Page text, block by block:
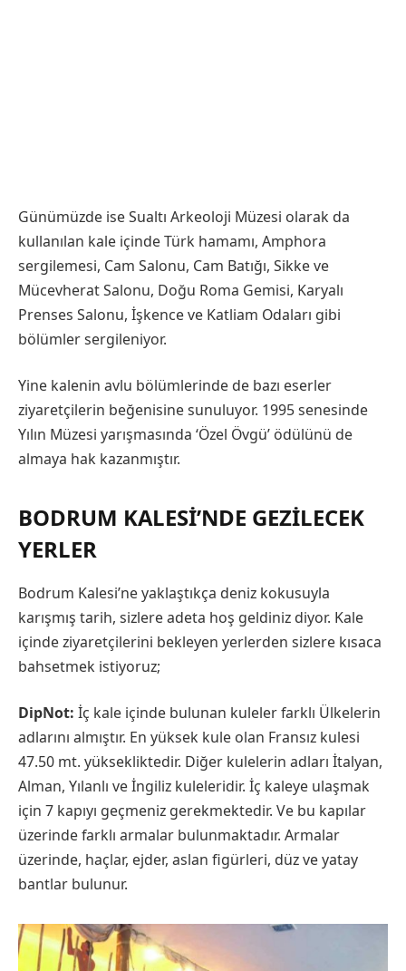
Günümüzde ise Sualtı Arkeoloji Müzesi olarak da
kullanılan kale içinde Türk hamamı, Amphora
sergilemesi, Cam Salonu, Cam Batığı, Sikke ve
Mücevherat Salonu, Doğu Roma Gemisi, Karyalı
Prenses Salonu, İşkence ve Katliam Odaları gibi
bölümler sergileniyor.
Yine kalenin avlu bölümlerinde de bazı eserler
ziyaretçilerin beğenisine sunuluyor. 1995 senesinde
Yılın Müzesi yarışmasında ‘Özel Övgü’ ödülünü de
almaya hak kazanmıştır.
BODRUM KALESI’NDE GEZILECEK
YERLER
Bodrum Kalesi’ne yaklaştıkça deniz kokusuyla
karışmış tarih, sizlere adeta hoş geldiniz diyor. Kale
içinde ziyaretçilerini bekleyen yerlerden sizlere kısaca
bahsetmek istiyoruz;
DipNot: İç kale içinde bulunan kuleler farklı Ülkelerin
adlarını almıştır. En yüksek kule olan Fransız kulesi
47.50 mt. yüksekliktedir. Diğer kulelerin adları İtalyan,
Alman, Yılanlı ve İngiliz kuleleridir. İç kaleye ulaşmak
için 7 kapıyı geçmeniz gerekmektedir. Ve bu kapılar
üzerinde farklı armalar bulunmaktadır. Armalar
üzerinde, haçlar, ejder, aslan figürleri, düz ve yatay
bantlar bulunur.